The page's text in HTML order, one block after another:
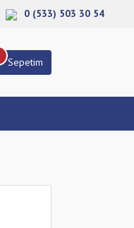
0 (533) 503 30 54
Sepetim